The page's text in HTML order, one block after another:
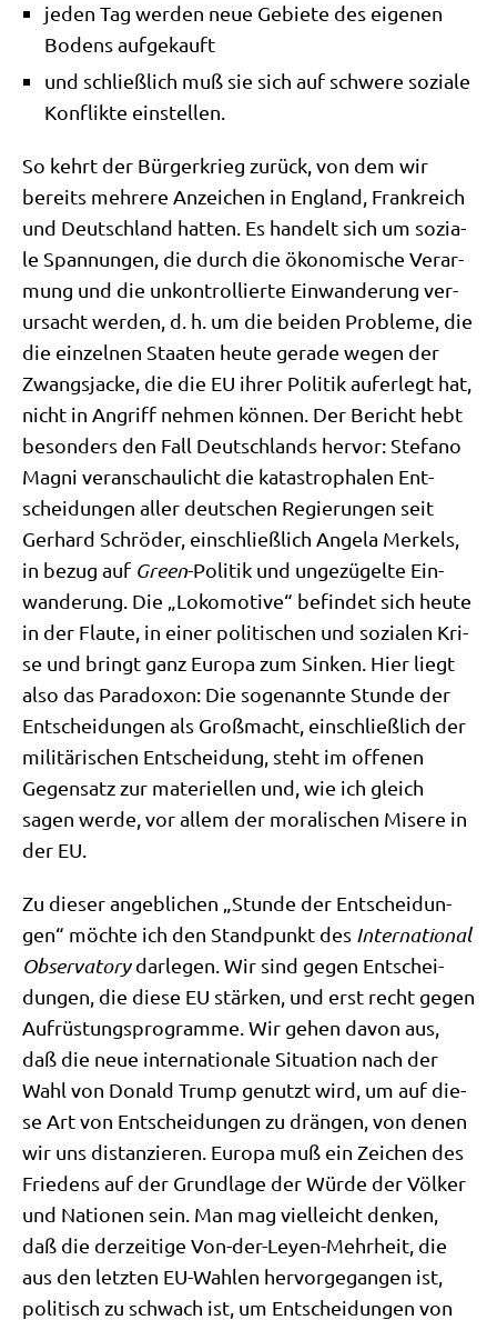
jeden Tag wer­den neue Gebie­te des eige­nen
Bodens aufgekauft
und schließ­lich muß sie sich auf schwe­re sozia­le
Kon­flik­te einstellen.
So kehrt der Bür­ger­krieg zurück, von dem wir
bereits meh­re­re Anzei­chen in Eng­land, Frank­reich
und Deutsch­land hat­ten. Es han­delt sich um sozia­
le Span­nun­gen, die durch die öko­no­mi­sche Ver­ar­
mung und die unkon­trol­lier­te Ein­wan­de­rung ver­
ur­sacht wer­den, d. h. um die bei­den Pro­ble­me, die
die ein­zel­nen Staa­ten heu­te gera­de wegen der
Zwangs­jacke, die die EU ihrer Poli­tik auf­er­legt hat,
nicht in Angriff neh­men kön­nen. Der Bericht hebt
beson­ders den Fall Deutsch­lands her­vor: Ste­fa­no
Magni ver­an­schau­licht die kata­stro­pha­len Ent­
schei­dun­gen aller deut­schen Regie­run­gen seit
Ger­hard Schrö­der, ein­schließ­lich Ange­la Mer­kels,
in bezug auf Green-Poli­tik und unge­zü­gel­te Ein­
wan­de­rung. Die „Loko­mo­ti­ve“ befin­det sich heu­te
in der Flau­te, in einer poli­ti­schen und sozia­len Kri­
se und bringt ganz Euro­pa zum Sin­ken. Hier liegt
also das Para­do­xon: Die soge­nann­te Stun­de der
Ent­schei­dun­gen als Groß­macht, ein­schließ­lich der
mili­tä­ri­schen Ent­schei­dung, steht im offe­nen
Gegen­satz zur mate­ri­el­len und, wie ich gleich
sagen wer­de, vor allem der mora­li­schen Mise­re in
der EU.
Zu die­ser angeb­li­chen „Stun­de der Ent­schei­dun­
gen“ möch­te ich den Stand­punkt des Inter­na­tio­nal
Obser­va­to­rydar­le­gen. Wir sind gegen Ent­schei­
dun­gen, die die­se EU stär­ken, und erst recht gegen
Auf­rü­stungs­pro­gram­me. Wir gehen davon aus,
daß die neue inter­na­tio­na­le Situa­ti­on nach der
Wahl von Donald Trump genutzt wird, um auf die­
se Art von Ent­schei­dun­gen zu drän­gen, von denen
wir uns distan­zie­ren. Euro­pa muß ein Zei­chen des
Frie­dens auf der Grund­la­ge der Wür­de der Völ­ker
und Natio­nen sein. Man mag viel­leicht den­ken,
daß die der­zei­ti­ge Von-der-Ley­en-Mehr­heit, die
aus den letz­ten EU-Wah­len her­vor­ge­gan­gen ist,
poli­tisch zu schwach ist, um Ent­schei­dun­gen von